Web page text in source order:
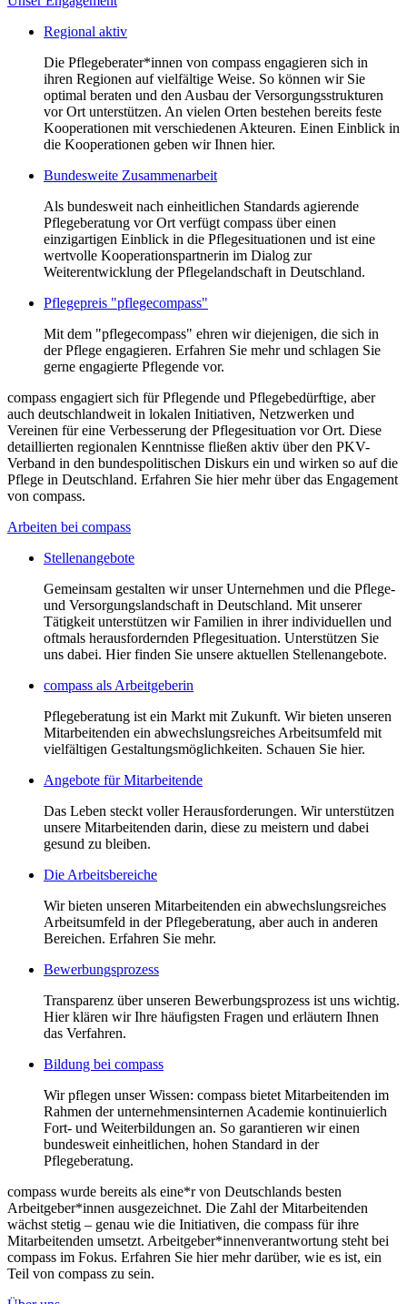
Regional aktiv
Die Pflegeberater*innen von compass engagieren sich in
ihren Regionen auf vielfältige Weise. So können wir Sie
optimal beraten und den Ausbau der Versorgungsstrukturen
vor Ort unterstützen. An vielen Orten bestehen bereits feste
Kooperationen mit verschiedenen Akteuren. Einen Einblick in
die Kooperationen geben wir Ihnen hier.
Bundesweite Zusammenarbeit
Als bundesweit nach einheitlichen Standards agierende
Pflegeberatung vor Ort verfügt compass über einen
einzigartigen Einblick in die Pflegesituationen und ist eine
wertvolle Kooperationspartnerin im Dialog zur
Weiterentwicklung der Pflegelandschaft in Deutschland.
Pflegepreis "pflegecompass"
Mit dem "pflegecompass" ehren wir diejenigen, die sich in
der Pflege engagieren. Erfahren Sie mehr und schlagen Sie
gerne engagierte Pflegende vor.
compass engagiert sich für Pflegende und Pflegebedürftige, aber
auch deutschlandweit in lokalen Initiativen, Netzwerken und
Vereinen für eine Verbesserung der Pflegesituation vor Ort. Diese
detaillierten regionalen Kenntnisse fließen aktiv über den PKV-
Verband in den bundespolitischen Diskurs ein und wirken so auf die
Pflege in Deutschland. Erfahren Sie hier mehr über das Engagement
von compass.
Arbeiten bei compass
Stellenangebote
Gemeinsam gestalten wir unser Unternehmen und die Pflege-
und Versorgungslandschaft in Deutschland. Mit unserer
Tätigkeit unterstützen wir Familien in ihrer individuellen und
oftmals herausfordernden Pflegesituation. Unterstützen Sie
uns dabei. Hier finden Sie unsere aktuellen Stellenangebote.
compass als Arbeitgeberin
Pflegeberatung ist ein Markt mit Zukunft. Wir bieten unseren
Mitarbeitenden ein abwechslungsreiches Arbeitsumfeld mit
vielfältigen Gestaltungsmöglichkeiten. Schauen Sie hier.
Angebote für Mitarbeitende
Das Leben steckt voller Herausforderungen. Wir unterstützen
unsere Mitarbeitenden darin, diese zu meistern und dabei
gesund zu bleiben.
Die Arbeitsbereiche
Wir bieten unseren Mitarbeitenden ein abwechslungsreiches
Arbeitsumfeld in der Pflegeberatung, aber auch in anderen
Bereichen. Erfahren Sie mehr.
Bewerbungsprozess
Transparenz über unseren Bewerbungsprozess ist uns wichtig.
Hier klären wir Ihre häufigsten Fragen und erläutern Ihnen
das Verfahren.
Bildung bei compass
Wir pflegen unser Wissen: compass bietet Mitarbeitenden im
Rahmen der unternehmensinternen Academie kontinuierlich
Fort- und Weiterbildungen an. So garantieren wir einen
bundesweit einheitlichen, hohen Standard in der
Pflegeberatung.
compass wurde bereits als eine*r von Deutschlands besten
Arbeitgeber*innen ausgezeichnet. Die Zahl der Mitarbeitenden
wächst stetig – genau wie die Initiativen, die compass für ihre
Mitarbeitenden umsetzt. Arbeitgeber*innenverantwortung steht bei
compass im Fokus. Erfahren Sie hier mehr darüber, wie es ist, ein
Teil von compass zu sein.